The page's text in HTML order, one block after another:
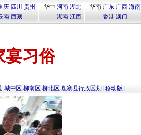
庆 四川 贵州
南 西藏
华中 河南 湖北
湖南 江西
华南 广东 广西 海南
香港 澳门
宴习俗
城中区 柳南区 柳北区 鹿寨县行政区划 [移动版]